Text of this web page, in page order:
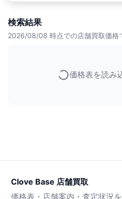
検索結果
2026/08/08 時点での店舗買取価格
価格表を読み
Clove Base 店舗買取
価格表・店舗案内・査定状況